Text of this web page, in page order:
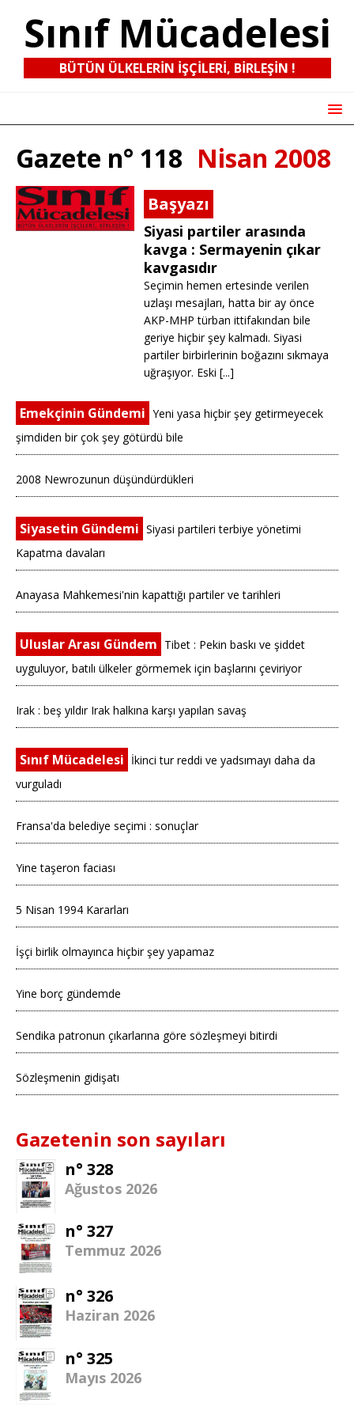
Sınıf Mücadelesi
BÜTÜN ÜLKELERIN IŞÇILERI, BIRLEŞIN !
Gazete n° 118 Nisan 2008
Başyazı
Siyasi partiler arasında
kavga : Sermayenin çıkar
kavgasıdır
Seçimin hemen ertesinde verilen
uzlaşı mesajları, hatta bir ay önce
AKP-MHP türban ittifakından bile
geriye hiçbir şey kalmadı. Siyasi
partiler birbirlerinin boğazını sıkmaya
uğraşıyor. Eski [...]
Emekçinin Gündemi Yeni yasa hiçbir şey getirmeyecek
şimdiden bir çok şey götürdü bile
2008 Newrozunun düşündürdükleri
Siyasetin Gündemi Siyasi partileri terbiye yönetimi
Kapatma davaları
Anayasa Mahkemesi'nin kapattığı partiler ve tarihleri
Uluslar Arası Gündem Tibet : Pekin baskı ve şiddet
uyguluyor, batılı ülkeler görmemek için başlarını çeviriyor
Irak : beş yıldır Irak halkına karşı yapılan savaş
Sınıf Mücadelesi İkinci tur reddi ve yadsımayı daha da
vurguladı
Fransa'da belediye seçimi : sonuçlar
Yine taşeron faciası
5 Nisan 1994 Kararları
İşçi birlik olmayınca hiçbir şey yapamaz
Yine borç gündemde
Sendika patronun çıkarlarına göre sözleşmeyi bitirdi
Sözleşmenin gidişatı
Gazetenin son sayıları
n° 328
Ağustos 2026
n° 327
Temmuz 2026
n° 326
Haziran 2026
n° 325
Mayıs 2026